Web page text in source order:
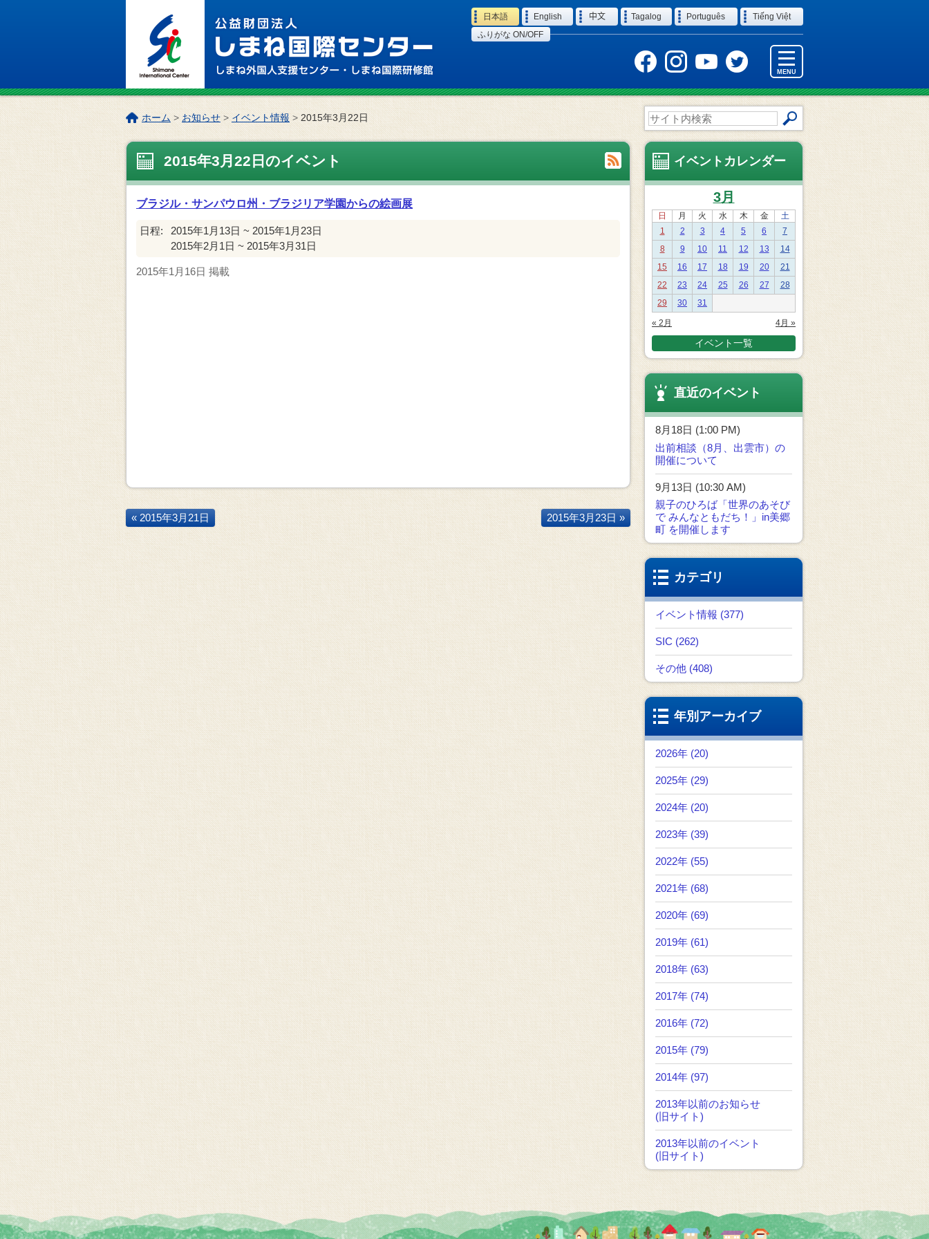
Language
日本語 English 中文 Tagalog Português
Tiếng Việt
ふりがな ON/OFF
MENU
サ
イ
ト
内
こ
ペ
ホーム > お知らせ > イベント情報 > 2015年3月22日
2015年3月22日のイベント
ブラジル・サンパウロ州・ブラジリア学園からの絵画展
日程:
2015年1月13日 ~ 2015年1月23日
2015年2月1日 ~ 2015年3月31日
2015年1月16日 掲載
« 2015年3月21日 2015年3月23日 »
イベントカレンダー
3月
日 月 火 水 木 金
土
1
2 3 4 5 6
7
8
9 10 11 12 13
14
15
16 17 18 19 20
21
22
23 24 25 26 27
28
29
30 31
« 2月 4月 »
イベント一覧
直近のイベント
8月18日 (1:00 PM)
出前相談（8月、出雲市）の
開催について
9月13日 (10:30 AM)
親子のひろば「世界のあそび
で みんなともだち！」in美郷
町 を開催します
カテゴリ
イベント情報 (377)
SIC (262)
その他 (408)
年別アーカイブ
2026年 (20)
2025年 (29)
2024年 (20)
2023年 (39)
2022年 (55)
2021年 (68)
2020年 (69)
2019年 (61)
2018年 (63)
2017年 (74)
2016年 (72)
2015年 (79)
2014年 (97)
2013年以前のお知らせ
(旧サイト)
2013年以前のイベント
(旧サイト)